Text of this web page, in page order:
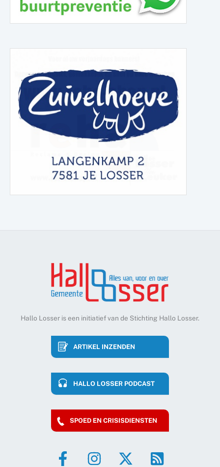
Hallo Losser is een initiatief van de Stichting Hallo Losser.
ARTIKEL INZENDEN
HALLO LOSSER PODCAST
SPOED EN CRISISDIENSTEN